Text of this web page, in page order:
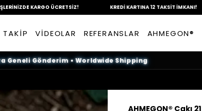
KARGO ÜCRETSİZ! KREDİ KARTINA12 TAKSİT İMKANI!
TAKİP VİDEOLAR REFERANSLAR AHMEGON®
Geneli Gönderim•Worldwide Shipping
AHMEGON® Çakı